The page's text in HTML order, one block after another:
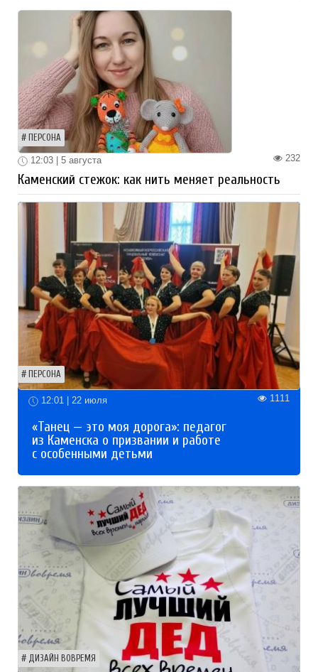
ПЕРСОНА
232
12:03 | 5 августа
Каменский стежок: как нить меняет реальность
ПЕРСОНА
12:01 | 22 июля 1111
«Танец — это моя дорога»: педагог
из Каменска о призвании и работе
с особенными детьми
ДИЗАЙН ВОВРЕМЯ